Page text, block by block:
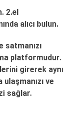
2.el
alıcı bulun.
satmanızı
platformudur.
girerek aynı
ve
sağlar.